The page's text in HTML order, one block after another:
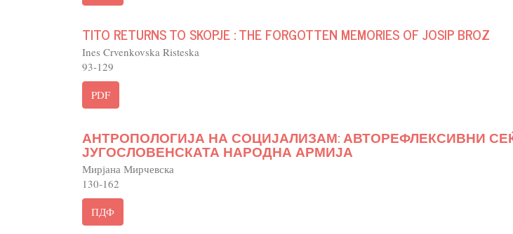
TITO RETURNS TO SKOPJE : THE FORGOTTEN MEMORIES OF JOSIP BROZ
Ines Crvenkovska Risteska
93-129
PDF
АНТРОПОЛОГИЈА НА СОЦИЈАЛИЗАМ: АВТОРЕФЛЕКСИВНИ
ЈУГОСЛОВЕНСКАТА НАРОДНА АРМИЈА
Мирјана Мирчевска
130-162
ПДФ